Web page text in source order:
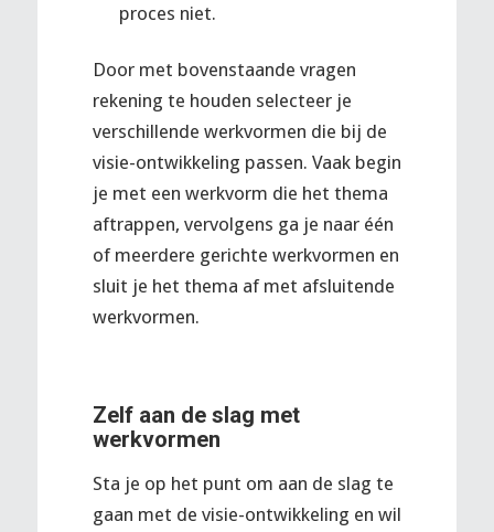
proces niet.
Door met bovenstaande vragen
rekening te houden selecteer je
verschillende werkvormen die bij de
visie-ontwikkeling passen. Vaak begin
je met een werkvorm die het thema
aftrappen, vervolgens ga je naar één
of meerdere gerichte werkvormen en
sluit je het thema af met afsluitende
werkvormen.
Zelf aan de slag met
werkvormen
Sta je op het punt om aan de slag te
gaan met de visie-ontwikkeling en wil